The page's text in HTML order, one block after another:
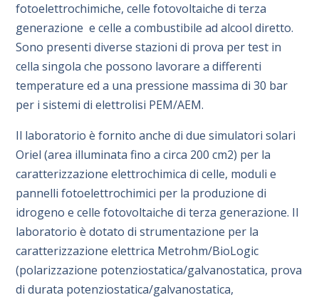
fotoelettrochimiche, celle fotovoltaiche di terza
generazione e celle a combustibile ad alcool diretto.
Sono presenti diverse stazioni di prova per test in
cella singola che possono lavorare a differenti
temperature ed a una pressione massima di 30 bar
per i sistemi di elettrolisi PEM/AEM.
Il laboratorio è fornito anche di due simulatori solari
Oriel (area illuminata fino a circa 200 cm2) per la
caratterizzazione elettrochimica di celle, moduli e
pannelli fotoelettrochimici per la produzione di
idrogeno e celle fotovoltaiche di terza generazione. Il
laboratorio è dotato di strumentazione per la
caratterizzazione elettrica Metrohm/BioLogic
(polarizzazione potenziostatica/galvanostatica, prova
di durata potenziostatica/galvanostatica,